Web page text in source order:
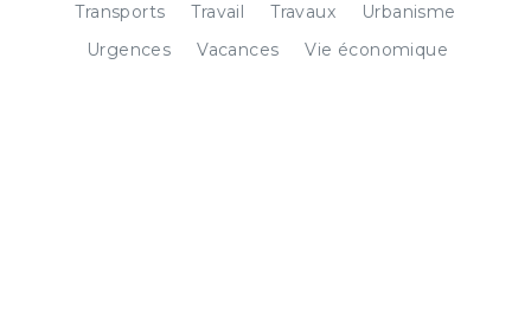
Transports
Travail Travaux
Urbanisme
Urgences
Vacances Vie économique